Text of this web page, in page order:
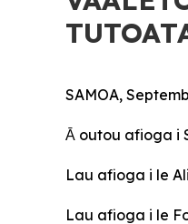
SAMOA,
Ᾱ outou afioga i
Lau afioga i le
Lau afioga i le